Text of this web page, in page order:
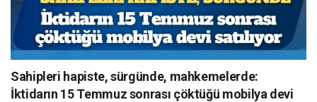
Sahipleri hapiste, sürgünde, mahkemelerde:
İktidarın 15 Temmuz sonrası çöktüğü mobilya devi